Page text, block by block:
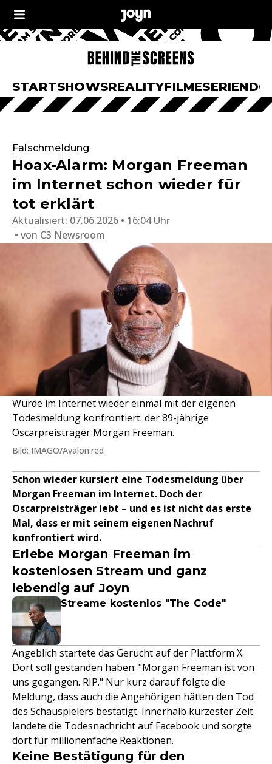
STARTSHOWSREALITYFILMESERIEN
Falschmeldung
Hoax-Alarm: Morgan Freeman
im Internet schon wieder für
tot erklärt
Aktualisiert: 07.06.2026 • 16:04 Uhr
von C3 Newsroom
Wurde im Internet wieder einmal mit der eigenen
Todesmeldung konfrontiert: der 89-jährige
Oscarpreisträger Morgan Freeman.
Bild: IMAGO/Avalon.red
Schon wieder kursiert eine Todesmeldung über
Morgan Freeman im Internet. Doch der
Oscarpreisträger lebt – und es ist nicht das erste
Mal, dass er mit seinem eigenen Nachruf
konfrontiert wird.
Erlebe Morgan Freeman im
kostenlosen Stream und ganz
lebendig auf Joyn
Streame kostenlos "The Code"
Angeblich startete das Gerücht auf der Plattform X.
Dort soll gestanden haben: "Morgan Freeman ist von
uns gegangen. RIP." Nur kurz darauf folgte die
Meldung, dass auch die Angehörigen hätten den Tod
des Schauspielers bestätigt. Innerhalb kürzester Zeit
landete die Todesnachricht auf Facebook und sorgte
dort für millionenfache Reaktionen.
Keine Bestätigung für den